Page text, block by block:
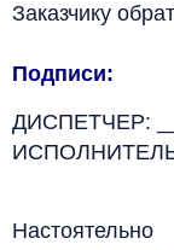
Заказчику
Подписи:
ДИСПЕТЧЕР:
ИСПОЛНИТЕЛЬ